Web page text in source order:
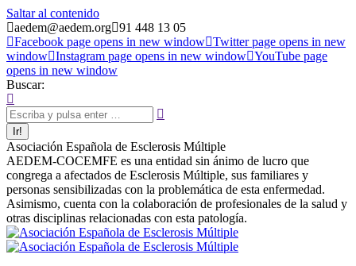
Saltar al contenido
aedem@aedem.org 91 448 13 05
Facebook page opens in new window Twitter page opens in new
window Instagram page opens in new window YouTube page
opens in new window
Buscar:
Asociación Española de Esclerosis Múltiple
AEDEM-COCEMFE es una entidad sin ánimo de lucro que
congrega a afectados de Esclerosis Múltiple, sus familiares y
personas sensibilizadas con la problemática de esta enfermedad.
Asimismo, cuenta con la colaboración de profesionales de la salud y
otras disciplinas relacionadas con esta patología.